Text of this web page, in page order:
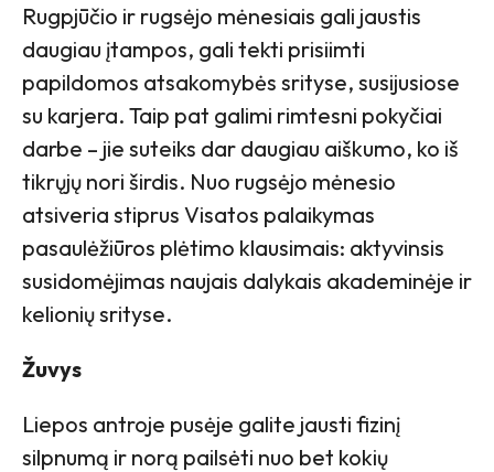
Rugpjūčio ir rugsėjo mėnesiais gali jaustis
daugiau įtampos, gali tekti prisiimti
papildomos atsakomybės srityse, susijusiose
su karjera. Taip pat galimi rimtesni pokyčiai
darbe – jie suteiks dar daugiau aiškumo, ko iš
tikrųjų nori širdis. Nuo rugsėjo mėnesio
atsiveria stiprus Visatos palaikymas
pasaulėžiūros plėtimo klausimais: aktyvinsis
susidomėjimas naujais dalykais akademinėje ir
kelionių srityse.
Žuvys
Liepos antroje pusėje galite jausti fizinį
silpnumą ir norą pailsėti nuo bet kokių